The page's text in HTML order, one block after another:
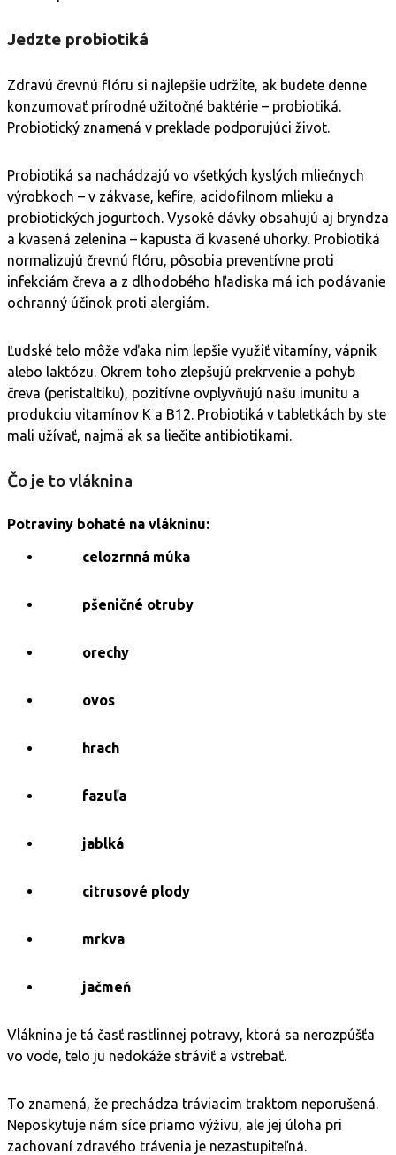
Jedzte probiotiká
Zdravú črevnú flóru si najlepšie udržíte, ak budete denne
konzumovať prírodné užitočné baktérie – probiotiká.
Probiotický znamená v preklade podporujúci život.
Probiotiká sa nachádzajú vo všetkých kyslých mliečnych
výrobkoch – v zákvase, kefíre, acidofilnom mlieku a
probiotických jogurtoch. Vysoké dávky obsahujú aj bryndza
a kvasená zelenina – kapusta či kvasené uhorky. Probiotiká
normalizujú črevnú flóru, pôsobia preventívne proti
infekciám čreva a z dlhodobého hľadiska má ich podávanie
ochranný účinok proti alergiám.
Ľudské telo môže vďaka nim lepšie využiť vitamíny, vápnik
alebo laktózu. Okrem toho zlepšujú prekrvenie a pohyb
čreva (peristaltiku), pozitívne ovplyvňujú našu imunitu a
produkciu vitamínov K a B12. Probiotiká v tabletkách by ste
mali užívať, najmä ak sa liečite antibiotikami.
Čo je to vláknina
Potraviny bohaté na vlákninu:
celozrnná múka
pšeničné otruby
orechy
ovos
hrach
fazuľa
jablká
citrusové plody
mrkva
jačmeň
Vláknina je tá časť rastlinnej potravy, ktorá sa nerozpúšťa
vo vode, telo ju nedokáže stráviť a vstrebať.
To znamená, že prechádza tráviacim traktom neporušená.
Neposkytuje nám síce priamo výživu, ale jej úloha pri
zachovaní zdravého trávenia je nezastupiteľná.